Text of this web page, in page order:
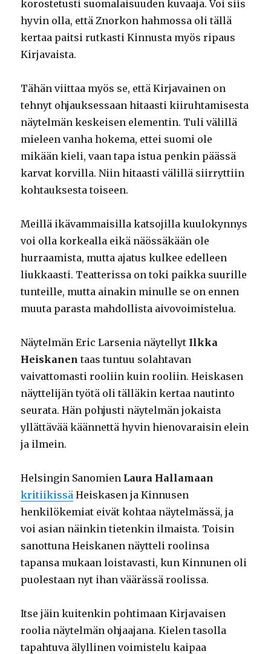
korostetusti suomalaisuuden kuvaaja. Voi siis
hyvin olla, että Znorkon hahmossa oli tällä
kertaa paitsi rutkasti Kinnusta myös ripaus
Kirjavaista.
Tähän viittaa myös se, että Kirjavainen on
tehnyt ohjauksessaan hitaasti kiiruhtamisesta
näytelmän keskeisen elementin. Tuli välillä
mieleen vanha hokema, ettei suomi ole
mikään kieli, vaan tapa istua penkin päässä
karvat korvilla. Niin hitaasti välillä siirryttiin
kohtauksesta toiseen.
Meillä ikävammaisilla katsojilla kuulokynnys
voi olla korkealla eikä näössäkään ole
hurraamista, mutta ajatus kulkee edelleen
liukkaasti. Teatterissa on toki paikka suurille
tunteille, mutta ainakin minulle se on ennen
muuta parasta mahdollista aivovoimistelua.
Näytelmän Eric Larsenia näytellyt Ilkka
Heiskanen taas tuntuu solahtavan
vaivattomasti rooliin kuin rooliin. Heiskasen
näyttelijän työtä oli tälläkin kertaa nautinto
seurata. Hän pohjusti näytelmän jokaista
yllättävää käännettä hyvin hienovaraisin elein
ja ilmein.
Helsingin Sanomien Laura Hallamaan
kritiikissä Heiskasen ja Kinnusen
henkilökemiat eivät kohtaa näytelmässä, ja
voi asian näinkin tietenkin ilmaista. Toisin
sanottuna Heiskanen näytteli roolinsa
tapansa mukaan loistavasti, kun Kinnunen oli
puolestaan nyt ihan väärässä roolissa.
Itse jäin kuitenkin pohtimaan Kirjavaisen
roolia näytelmän ohjaajana. Kielen tasolla
tapahtuva älyllinen voimistelu kaipaa